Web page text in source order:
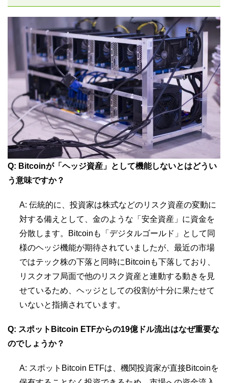
Q: Bitcoinが「ヘッジ資産」として機能しないとはどうい
う意味ですか？
A: 伝統的に、投資家は株式などのリスク資産の変動に
対する備えとして、金のような「安全資産」に資金を
分散します。Bitcoinも「デジタルゴールド」として同
様のヘッジ機能が期待されていましたが、最近の市場
ではテック株の下落と同時にBitcoinも下落しており、
リスクオフ局面で他のリスク資産と連動する動きを見
せているため、ヘッジとしての役割が十分に果たせて
いないと指摘されています。
Q: スポットBitcoin ETFからの19億ドル流出はなぜ重要な
のでしょうか？
A: スポットBitcoin ETFは、機関投資家が直接Bitcoinを